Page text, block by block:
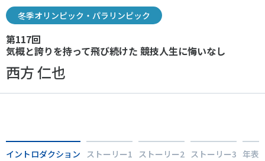
お問い合わせ・お申し込み
会員登録
スポーツ白書
政策提言
子どものスポーツ
障害者スポーツ
スポーツによるまちづくり
健康とスポーツ
冬季オリンピック・パラリンピック
第117回
気概と誇りを持って飛び続けた 競技人生に悔いなし
西方 仁也
イントロダクション ストーリー1 ストーリー2 ストーリー3 年表